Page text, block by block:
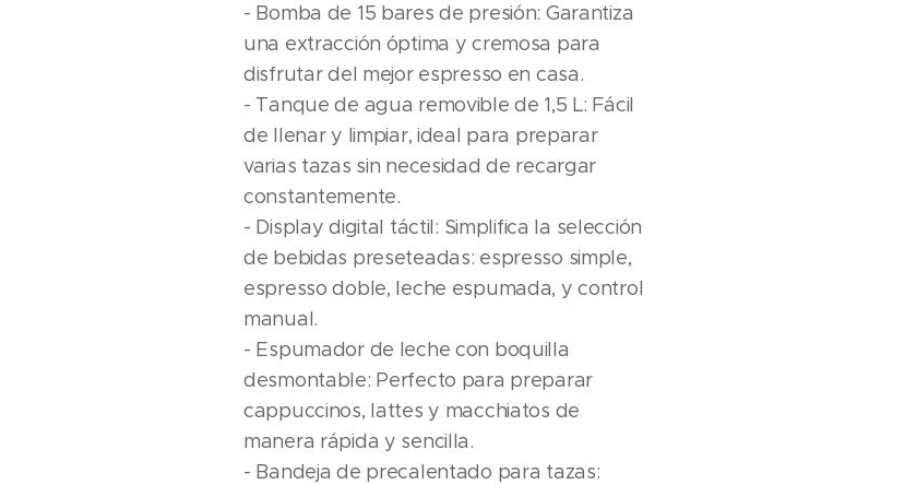
- Bomba de 15 bares de presión: Garantiza
una extracción óptima y cremosa para
disfrutar del mejor espresso en casa.
- Tanque de agua removible de 1,5 L: Fácil
de llenar y limpiar, ideal para preparar
varias tazas sin necesidad de recargar
constantemente.
- Display digital táctil: Simplifica la selección
de bebidas preseteadas: espresso simple,
espresso doble, leche espumada, y control
manual.
- Espumador de leche con boquilla
desmontable: Perfecto para preparar
cappuccinos, lattes y macchiatos de
manera rápida y sencilla.
- Bandeja de precalentado para tazas: